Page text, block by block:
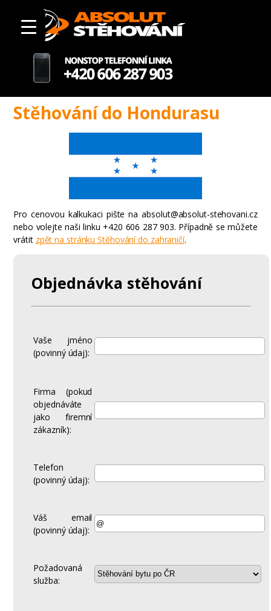
Stěhování do Hondurasu
Pro cenovou kalkukaci pište na absolut@absolut-stehovani.cz
nebo volejte naši linku +420 606 287 903. Případně se můžete
vrátit zpět na stránku Stěhování do zahraničí.
Objednávka stěhování
Vaše jméno
(povinný údaj):
Firma (pokud
objednáváte
jako firemní
zákazník):
Telefon
(povinný údaj):
Váš email
(povinný údaj):
Požadovaná
služba: